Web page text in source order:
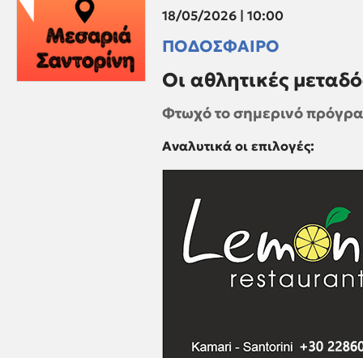
18/05/2026 | 10:00
ΠΟΔΟΣΦΑΙΡΟ
Οι αθλητικές
Φτωχό το σημερινό
Αναλυτικά οι επιλογές: